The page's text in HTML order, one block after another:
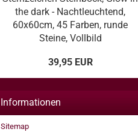
the dark - Nachtleuchtend,
60x60cm, 45 Farben, runde
Steine, Vollbild
39,95 EUR
Informationen
Sitemap